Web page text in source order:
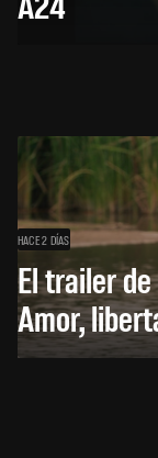
HACE 2 DÍAS
El trailer
Amor,